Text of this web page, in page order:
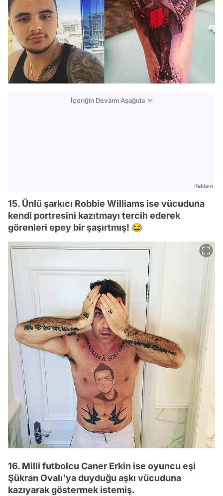
İçeriğin Devamı Aşağıda
Reklam
15. Ünlü şarkıcı Robbie Williams ise vücuduna
kendi portresini kazıtmayı tercih ederek
görenleri epey bir şaşırtmış! 😂
16. Milli futbolcu Caner Erkin ise oyuncu eşi
Şükran Ovalı'ya duyduğu aşkı vücuduna
kazıyarak göstermek istemiş.